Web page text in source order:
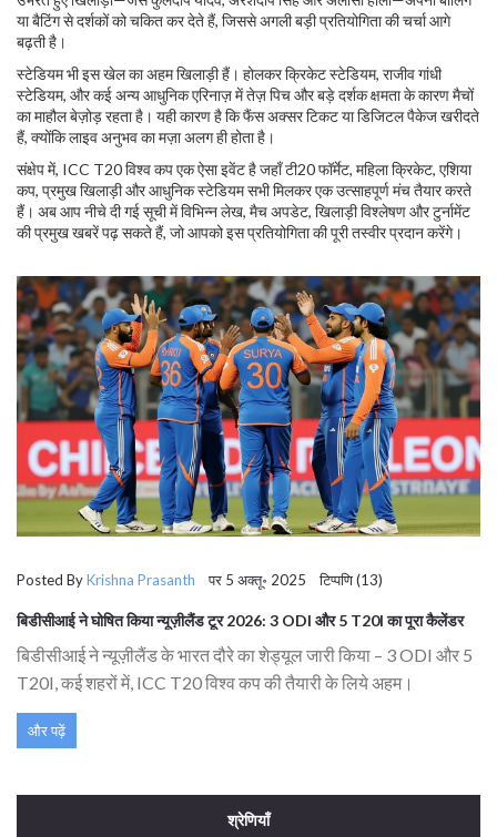
या बैटिंग से दर्शकों को चकित कर देते हैं, जिससे अगली बड़ी प्रतियोगिता की चर्चा आगे
बढ़ती है।
स्टेडियम भी इस खेल का अहम खिलाड़ी हैं। होलकर क्रिकेट स्टेडियम, राजीव गांधी
स्टेडियम, और कई अन्य आधुनिक एरिनाज़ में तेज़ पिच और बड़े दर्शक क्षमता के कारण मैचों
का माहौल बेज़ोड़ रहता है। यही कारण है कि फैंस अक्सर टिकट या डिजिटल पैकेज खरीदते
हैं, क्योंकि लाइव अनुभव का मज़ा अलग ही होता है।
संक्षेप में, ICC T20 विश्व कप एक ऐसा इवेंट है जहाँ टी20 फॉर्मेट, महिला क्रिकेट, एशिया
कप, प्रमुख खिलाड़ी और आधुनिक स्टेडियम सभी मिलकर एक उत्साहपूर्ण मंच तैयार करते
हैं। अब आप नीचे दी गई सूची में विभिन्न लेख, मैच अपडेट, खिलाड़ी विश्लेषण और टुर्नामेंट
की प्रमुख खबरें पढ़ सकते हैं, जो आपको इस प्रतियोगिता की पूरी तस्वीर प्रदान करेंगे।
Posted ByKrishna Prasanth पर 5 अक्तू॰ 2025 टिप्पणि (13)
बिडीसीआई ने घोषित किया न्यूज़ीलैंड टूर 2026: 3 ODI और 5 T20I का पूरा कैलेंडर
बिडीसीआई ने न्यूज़ीलैंड के भारत दौरे का शेड्यूल जारी किया – 3 ODI और 5
T20I, कई शहरों में, ICC T20 विश्व कप की तैयारी के लिये अहम।
और पढ़ें
श्रेणियाँ